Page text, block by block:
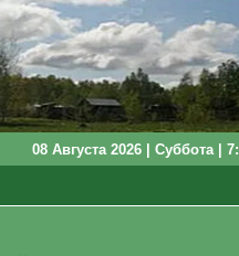
08 Августа 2026 | Суббота |